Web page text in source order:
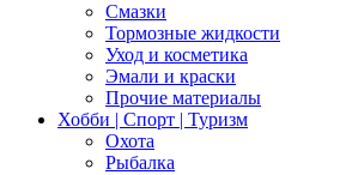
Смазки
Тормозные жидкости
Уход и косметика
Эмали и краски
Прочие материалы
Хобби | Cпорт | Туризм
Охота
Рыбалка